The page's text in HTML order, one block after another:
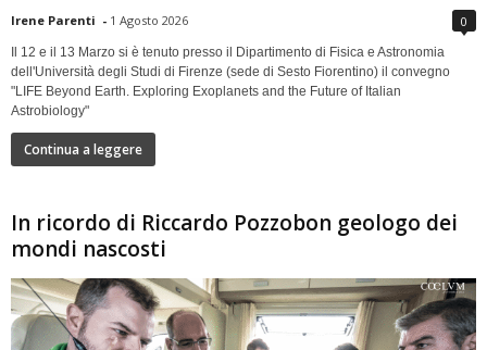
Irene Parenti - 1 Agosto 2026 0
Il 12 e il 13 Marzo si è tenuto presso il Dipartimento di Fisica e Astronomia
dell'Università degli Studi di Firenze (sede di Sesto Fiorentino) il convegno
"LIFE Beyond Earth. Exploring Exoplanets and the Future of Italian
Astrobiology"
Continua a leggere
In ricordo di Riccardo Pozzobon geologo dei
mondi nascosti